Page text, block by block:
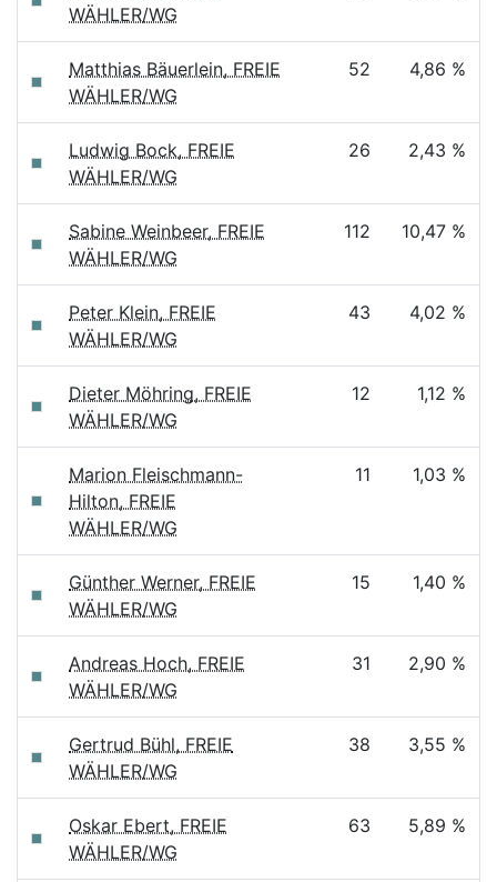
WÄHLER/WG
Matthias Bäuerlein, FREIE
WÄHLER/WG
52 4,86 %
Ludwig Bock, FREIE
WÄHLER/WG
26 2,43 %
Sabine Weinbeer, FREIE
WÄHLER/WG
112 10,47 %
Peter Klein, FREIE
WÄHLER/WG
43 4,02 %
Dieter Möhring, FREIE
WÄHLER/WG
12 1,12 %
Marion Fleischmann-
Hilton, FREIE
WÄHLER/WG
11 1,03 %
Günther Werner, FREIE
WÄHLER/WG
15 1,40 %
Andreas Hoch, FREIE
WÄHLER/WG
31 2,90 %
Gertrud Bühl, FREIE
WÄHLER/WG
38 3,55 %
Oskar Ebert, FREIE
WÄHLER/WG
63 5,89 %